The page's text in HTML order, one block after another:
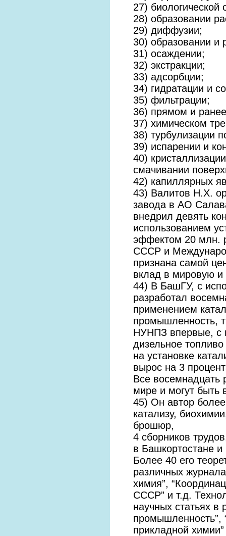
27) биологической
28) образовании
29) диффузии;
30) образовании и
31) осаждении;
32) экстракции;
33) адсорбции;
34) гидратации и
35) фильтрации;
36) прямом и
37) химическом
38) турбулизации
39) испарении и
40)
смачивании
42) капиллярных
43) Валитов Н.Х.
завода в АО
внедрил девять
использованием
эффектом 20 млн.
СССР и
признана самой
вклад в мировую и
44) В БашГУ, с
разработал
применением
промышленность,
НУНПЗ впервые, с
дизельное
на установке
вырос на 3
Все восемнадцать
мире и могут быть
45) Он автор
катализу,
брошюр,
4 сборников
в Башкортостане и
Более 40 его
различных
химия”,
СССР” и т.д.
научных статьях в
промышленность”,
прикладной